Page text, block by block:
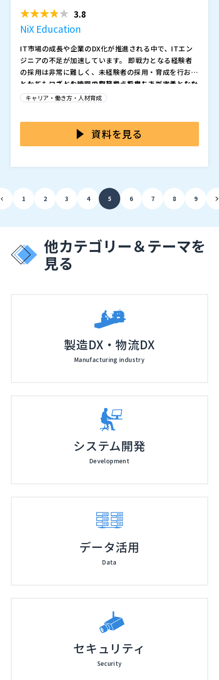
3.8
NiX Education
IT市場の成長や企業のDX化が推進される中で、ITエン
ジニアの不足が加速しています。 即戦力となる経験者
の採用は非常に難しく、未経験者の採用・育成を行おう
としてもコストや時間の負荷や、採用しても定着しない
といったリスクも発生します。 こういった経緯から、
ある拠点候補の中でも、ベトナムが検討候補にあがる確
率は高く、アンケートを基にした調査でも1位を獲得す
ことが挙げられますが、例えば人件費が抑えられる点や
を学ぶ機会が多くあり日本との親和性が高い点から、優
秀な人材をコストを抑えながら確保できるため人気が高
しかし、いざベトナムで開発拠点を立ち上げようとした
企業において、以下のような課題が発生していることが
が生まれる ・採用や体制の整備、運用開始後の調整が
立ち上げ段階の課題を解消するだけではなく、運用開始
後の給与支払いといった点までカバーする、包括的なサ
cationは、日本企業のDX支援を行った経験をベースに
の独自の教育カリキュラムを展開しています。 また、
産学連携による人材育成も取り組んでおり、そうした背
の確保や細やかなサポートを提供しています。 IT人材
発拠点を立ち上げたいとお考えの方に特におすすめの内
容です。
株式会社オープンソース活用研究所（） マジセミ株式
キャリア・働き方・人材育成
資料を見る
1 2 3 4 5 6 7 8 9
他カテゴリー＆テーマを
見る
製造DX・物流DX
Manufacturing industry
システム開発
Development
データ活用
Data
セキュリティ
Security